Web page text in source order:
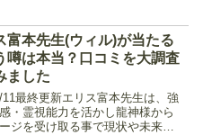
ち、相談者の深層心理を深くま
より良い選択...
富本先生(ウィル)が当たる
噂は本当？口コミを大調査
ました
最終更新エリス富本先生は、強
・霊視能力を活かし龍神様から
ジを受け取る事で現状や未来を